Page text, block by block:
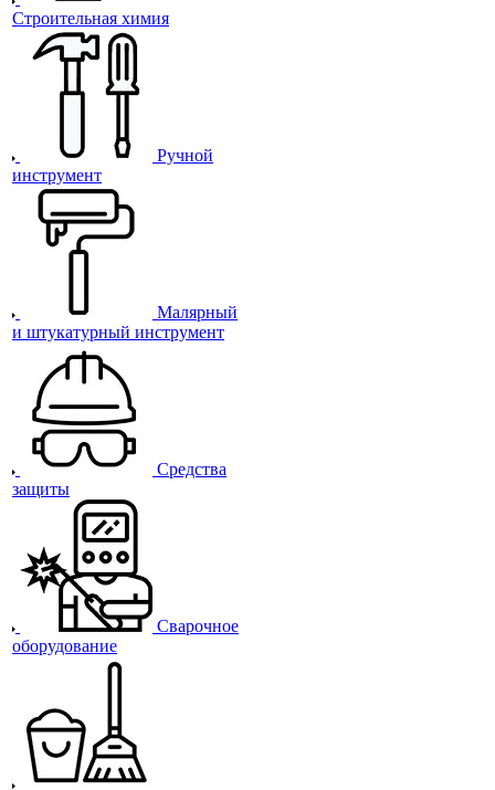
Строительная химия
Ручной
инструмент
Малярный
и штукатурный инструмент
Средства
защиты
Сварочное
оборудование